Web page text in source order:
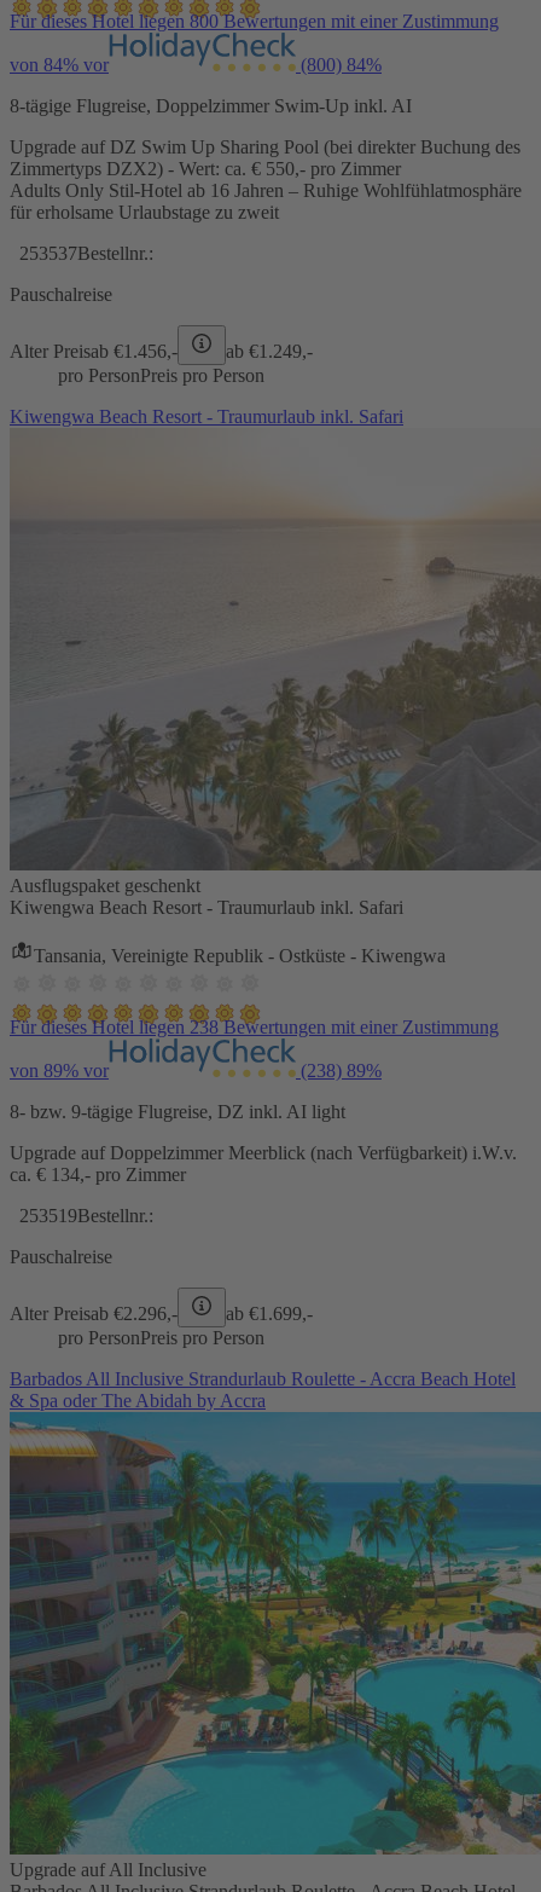
Für dieses Hotel liegen 800 Bewertungen mit einer Zustimmung
von 84% vor (800) 84%
8-tägige Flugreise, Doppelzimmer Swim-Up inkl. AI
Upgrade auf DZ Swim Up Sharing Pool (bei direkter Buchung des
Zimmertyps DZX2) - Wert: ca. € 550,- pro Zimmer
Adults Only Stil-Hotel ab 16 Jahren – Ruhige Wohlfühlatmosphäre
für erholsame Urlaubstage zu zweit
253537Bestellnr.:
Pauschalreise
Alter Preisab €1.456,- ab €1.249,-
pro PersonPreis pro Person
Kiwengwa Beach Resort - Traumurlaub inkl. Safari
Ausflugspaket geschenkt
Kiwengwa Beach Resort - Traumurlaub inkl. Safari
Tansania, Vereinigte Republik - Ostküste - Kiwengwa
Für dieses Hotel liegen 238 Bewertungen mit einer Zustimmung
von 89% vor (238) 89%
8- bzw. 9-tägige Flugreise, DZ inkl. AI light
Upgrade auf Doppelzimmer Meerblick (nach Verfügbarkeit) i.W.v.
ca. € 134,- pro Zimmer
253519Bestellnr.:
Pauschalreise
Alter Preisab €2.296,- ab €1.699,-
pro PersonPreis pro Person
Barbados All Inclusive Strandurlaub Roulette - Accra Beach Hotel
& Spa oder The Abidah by Accra
Upgrade auf All Inclusive